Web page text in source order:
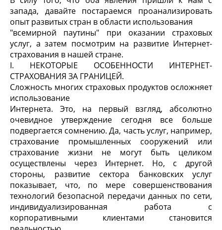
запада, давайте постараемся проанализировать
опыт развитых стран в области использования
"всемирной паутины" при оказании страховых
услуг, а затем посмотрим на развитие Интернет-
страхования в нашей стране.
I. НЕКОТОРЫЕ ОСОБЕННОСТИ ИНТЕРНЕТ-
СТРАХОВАНИЯ ЗА ГРАНИЦЕЙ.
Сложность многих страховых продуктов осложняет
использование
Интернета. Это, на первый взгляд, абсолютно
очевидное утверждение сегодня все больше
подвергается сомнению. Да, часть услуг, например,
страхование промышленных сооружений или
страхование жизни не могут быть целиком
осуществлены через Интернет. Но, с другой
стороны, развитие сектора банковских услуг
показывает, что, по мере совершенствования
технологий безопасной передачи данных по сети,
индивидуализированная работа с
корпоративными клиентами становится